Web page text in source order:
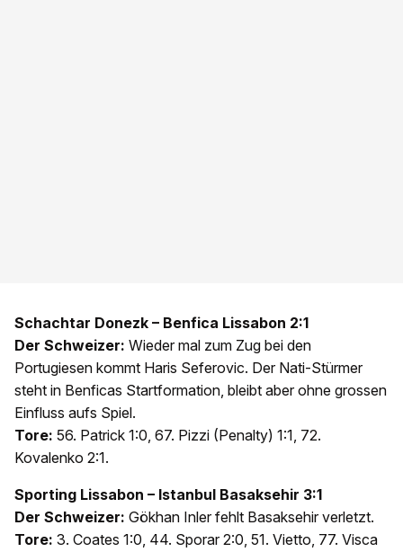
Schachtar Donezk – Benfica Lissabon 2:1
Der Schweizer: Wieder mal zum Zug bei den
Portugiesen kommt Haris Seferovic. Der Nati-Stürmer
steht in Benficas Startformation, bleibt aber ohne grossen
Einfluss aufs Spiel.
Tore: 56. Patrick 1:0, 67. Pizzi (Penalty) 1:1, 72.
Kovalenko 2:1.
Sporting Lissabon – Istanbul Basaksehir 3:1
Der Schweizer: Gökhan Inler fehlt Basaksehir verletzt.
Tore: 3. Coates 1:0, 44. Sporar 2:0, 51. Vietto, 77. Visca